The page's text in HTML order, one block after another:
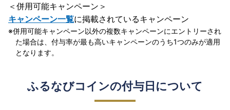
＜併用可能キャンペーン＞
キャンペーン一覧に掲載されているキャンペーン
併用可能キャンペーン以外の複数キャンペーンにエントリーされ
た場合は、付与率が最も高いキャンペーンのうち1つのみが適用
となります。
ふるなびコインの付与日について